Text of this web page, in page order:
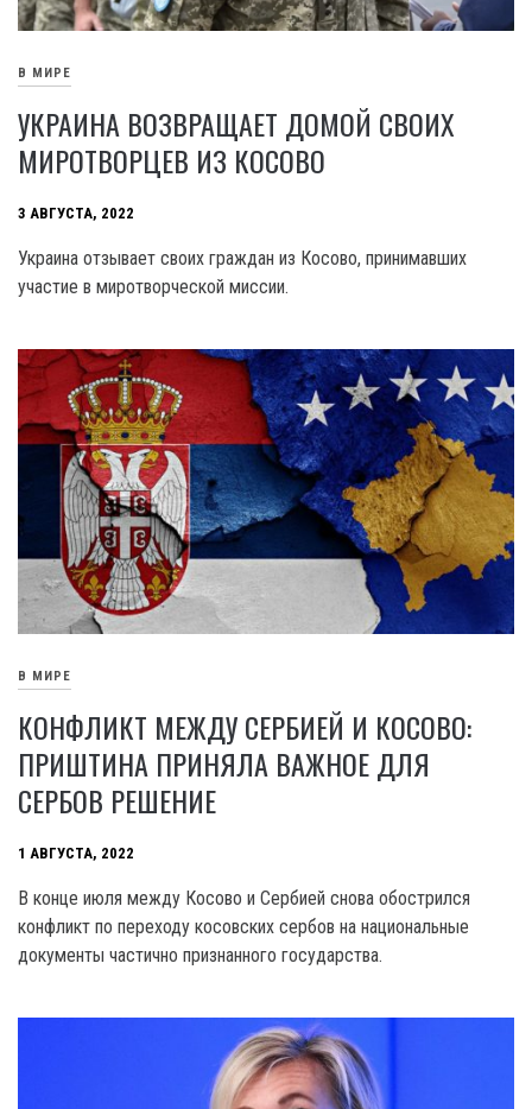
В МИРЕ
УКРАИНА ВОЗВРАЩАЕТ ДОМОЙ СВОИХ
МИРОТВОРЦЕВ ИЗ КОСОВО
3 АВГУСТА, 2022
Украина отзывает своих граждан из Косово, принимавших
участие в миротворческой миссии.
В МИРЕ
КОНФЛИКТ МЕЖДУ СЕРБИЕЙ И КОСОВО:
ПРИШТИНА ПРИНЯЛА ВАЖНОЕ ДЛЯ
СЕРБОВ РЕШЕНИЕ
1 АВГУСТА, 2022
В конце июля между Косово и Сербией снова обострился
конфликт по переходу косовских сербов на национальные
документы частично признанного государства.